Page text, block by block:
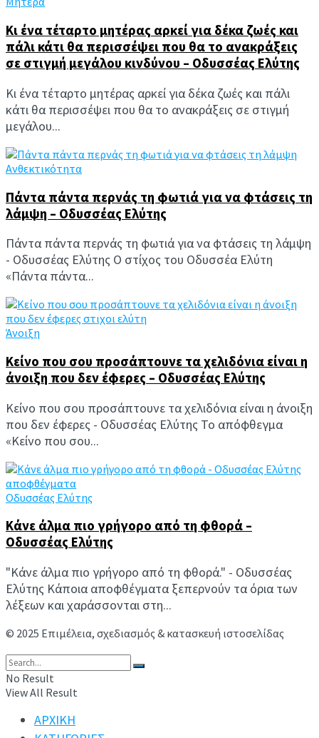
Κι ένα τέταρτο μητέρας αρκεί για δέκα ζωές και
πάλι κάτι θα περισσέψει που θα το ανακράξεις
σε στιγμή μεγάλου κινδύνου – Οδυσσέας Ελύτης
Κι ένα τέταρτο μητέρας αρκεί για δέκα ζωές και πάλι
κάτι θα περισσέψει που θα το ανακράξεις σε στιγμή
μεγάλου...
Ανθεκτικότητα
Πάντα πάντα περνάς τη φωτιά για να φτάσεις τη
λάμψη – Οδυσσέας Ελύτης
Πάντα πάντα περνάς τη φωτιά για να φτάσεις τη λάμψη
- Οδυσσέας Ελύτης Ο στίχος του Οδυσσέα Ελύτη
«Πάντα πάντα...
Άνοιξη
Κείνο που σου προσάπτουνε τα χελιδόνια είναι η
άνοιξη που δεν έφερες – Οδυσσέας Ελύτης
Κείνο που σου προσάπτουνε τα χελιδόνια είναι η άνοιξη
που δεν έφερες - Οδυσσέας Ελύτης Το απόφθεγμα
«Κείνο που σου...
Οδυσσέας Ελύτης
Κάνε άλμα πιο γρήγορο από τη φθορά –
Οδυσσέας Ελύτης
"Κάνε άλμα πιο γρήγορο από τη φθορά." - Οδυσσέας
Ελύτης Κάποια αποφθέγματα ξεπερνούν τα όρια των
λέξεων και χαράσσονται στη...
© 2025 Επιμέλεια, σχεδιασμός & κατασκευή ιστοσελίδας
No Result
View All Result
ΑΡΧΙΚΗ